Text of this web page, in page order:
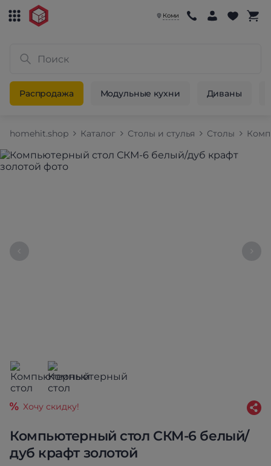
Коми
Распродажа Модульные кухни Диваны
homehit.shop Каталог Столы и стулья Столы
Компьютерный стол СКМ-6 белый/
дуб крафт золотой
Хочу скидку!